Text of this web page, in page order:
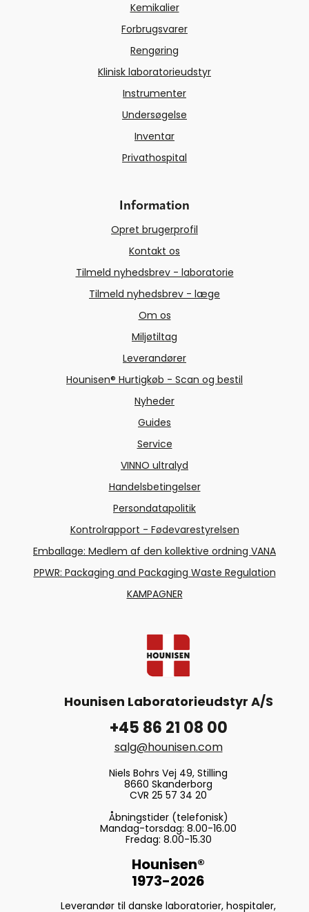
Kemikalier
Forbrugsvarer
Rengøring
Klinisk laboratorieudstyr
Instrumenter
Undersøgelse
Inventar
Privathospital
Information
Opret brugerprofil
Kontakt os
Tilmeld nyhedsbrev - laboratorie
Tilmeld nyhedsbrev - læge
Om os
Miljøtiltag
Leverandører
Hounisen® Hurtigkøb - Scan og bestil
Nyheder
Guides
Service
VINNO ultralyd
Handelsbetingelser
Persondatapolitik
Kontrolrapport - Fødevarestyrelsen
Emballage: Medlem af den kollektive ordning VANA
PPWR: Packaging and Packaging Waste Regulation
KAMPAGNER
Hounisen Laboratorieudstyr A/S
+45 86 21 08 00
salg@hounisen.com
Niels Bohrs Vej 49, Stilling
8660 Skanderborg
CVR 25 57 34 20
Åbningstider (telefonisk)
Mandag-torsdag: 8.00-16.00
Fredag: 8.00-15.30
Hounisen®
1973-2026
Leverandør til danske laboratorier, hospitaler,